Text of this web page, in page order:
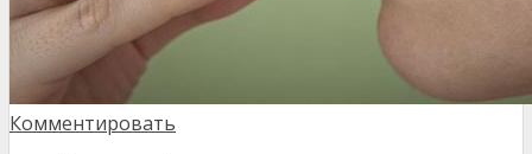
Комментировать